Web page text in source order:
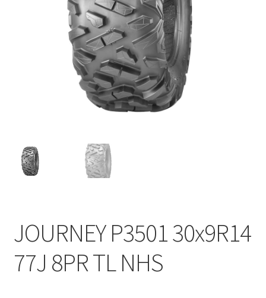
JOURNEY P3501 30x9R14
77J 8PR TL NHS